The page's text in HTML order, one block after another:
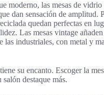
moderno, las mesas de
dan sensación de amplitud.
quedan perfectas en
Las mesas vintage
las industriales, con metal y
su encanto. Escoger la
salón destaque más.